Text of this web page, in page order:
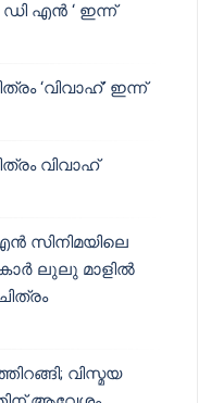
ഡി എൻ ‘ ഇന്ന്
‘വിവാഹ്’ ഇന്ന്
വിവാഹ്
സിനിമയിലെ
കാർ ലുലു മാളിൽ
വിസ്മയ